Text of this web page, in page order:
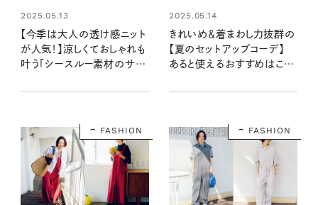
2025.05.13
【今季は大人の透け感ニット
が人気！】涼しくておしゃれも
叶う「シースルー素材のサマ
2025.05.14
きれいめ＆着まわし力抜群の
【夏のセットアップコーデ】
あると使えるおすすめはこん
FASHION FASHION